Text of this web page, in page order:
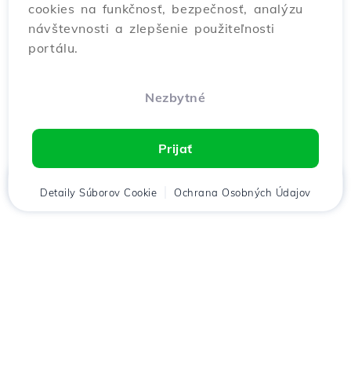
cookies na funkčnosť, bezpečnosť, analýzu
návštevnosti a zlepšenie použiteľnosti
portálu.
Nezbytné
Prijať
Detaily Súborov Cookie Ochrana Osobných Údajov
Domov Klient Košík Chat Menu